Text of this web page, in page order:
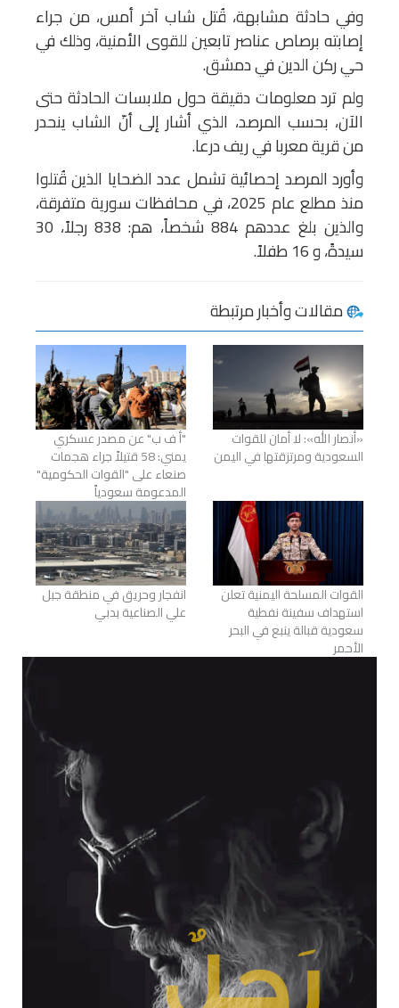
وفي حادثة مشابهة، قُتل شاب آخر أمس، من جراء
إصابته برصاص عناصر تابعين للقوى الأمنية، وذلك في
حي ركن الدين في دمشق.
ولم ترد معلومات دقيقة حول ملابسات الحادثة حتى
الآن، بحسب المرصد، الذي أشار إلى أنّ الشاب ينحدر
من قرية معربا في ريف درعا.
وأورد المرصد إحصائية تشمل عدد الضحايا الذين قُتلوا
منذ مطلع عام 2025، في محافظات سورية متفرقة،
والذين بلغ عددهم 884 شخصاً، هم: 838 رجلاً، 30
سيدةً، و 16 طفلاً.
مقالات وأخبار مرتبطة
«أنصار الله»: لا أمان للقوات
السعودية ومرتزقتها في اليمن
"أ ف ب" عن مصدر عسكري
يمني: 58 قتيلاً جراء هجمات
صنعاء على "القوات الحكومية"
المدعومة سعودياً
القوات المسلحة اليمنية تعلن
استهداف سفينة نفطية
سعودية قبالة ينبع في البحر
الأحمر
انفجار وحريق في منطقة جبل
علي الصناعية بدبي